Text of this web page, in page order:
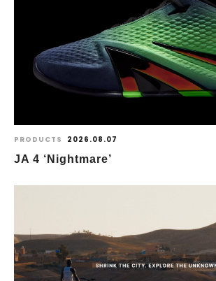
PRODUCTS 2026.08.07
JA 4 ‘Nightmare’